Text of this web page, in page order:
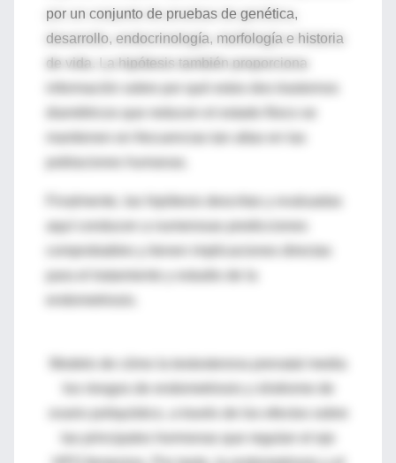
por un conjunto de pruebas de genética,
desarrollo, endocrinología, morfología e historia
de vida. La hipótesis también proporciona
aquí conducen a numerosas predicciones
los riesgos de endometriosis y síndrome de
las principales hormonas que regulan el eje